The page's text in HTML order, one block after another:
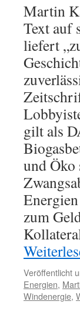
Martin
Text auf
liefert
gilt als
und Öko
zum
Veröffentlicht
Energien,
Windenergie,